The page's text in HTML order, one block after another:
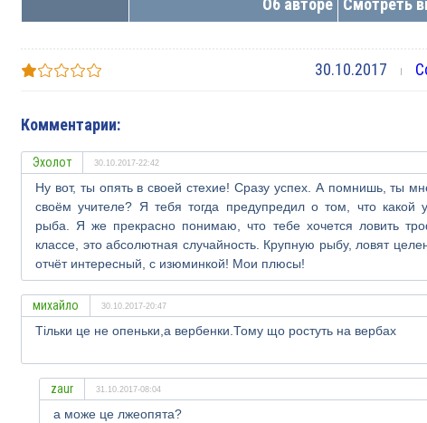
Об авторе Смотреть
30.10.2017
Комментарии:
Эхолот 30.10.2017-22:42
Ну вот, ты опять в своей стехие! Сразу успех. А помнишь, ты
своём учителе? Я тебя тогда предупредил о том, что какой
рыба. Я же прекрасно понимаю, что тебе хочется ловить
классе, это абсолютная случайность. Крупную рыбу, ловят
отчёт интересный, с изюминкой! Мои плюсы!
михайло 30.10.2017-20:47
Тільки це не опеньки,а вербенки.Тому що ростуть на вербах
zaur 31.10.2017-08:04
а може це лжеопята?